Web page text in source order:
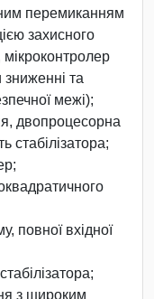
перемиканням
захисного
та
межі);
двопроцесорна
стабілізатора;
повної вхідної
з широким